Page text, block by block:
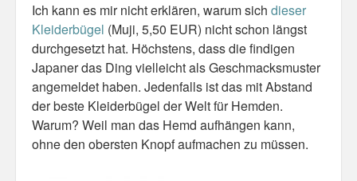
Contact
Imprint
Topics
Misc
Ich kann es mir nicht erklären, warum sich dieser
Kleiderbügel (Muji, 5,50 EUR) nicht schon längst
durchgesetzt hat. Höchstens, dass die findigen
Japaner das Ding vielleicht als Geschmacksmuster
angemeldet haben. Jedenfalls ist das mit Abstand
der beste Kleiderbügel der Welt für Hemden.
Warum? Weil man das Hemd aufhängen kann,
ohne den obersten Knopf aufmachen zu müssen.